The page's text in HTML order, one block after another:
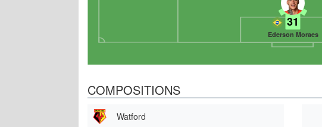
31
Ederson Moraes
COMPOSITIONS
Watford